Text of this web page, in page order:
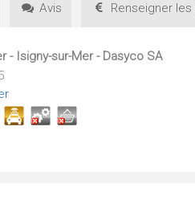
Avis Renseigner les
- Isigny-sur-Mer - Dasyco SA